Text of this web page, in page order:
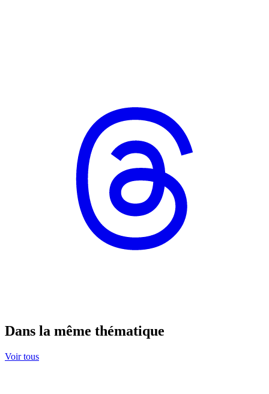
Dans la même thématique
Voir tous